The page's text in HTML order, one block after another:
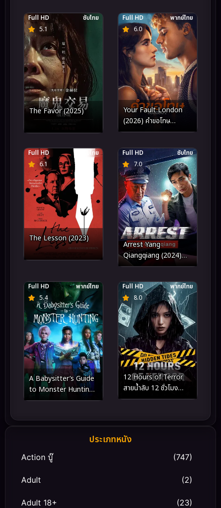
5.1
Full HD ซับไทย
The Favor (2025)
6.0
Full HD พากย์ไทย
Your Fault London
(2026) คำขอโทษ
ลอนดอน 2
6.1
Full HD ซับไทย
The Lesson (2023)
7.0
Full HD ซับไทย
Arrest Yang
Qiangqiang (2024)
ประกาศจับหยางเชียง
5.4
Full HD พากย์ไทย
A Babysitter’s Guide
to Monster Hunting
(2020) คู่มือล่าปีศาจฉบับ
8.0
Full HD พากย์ไทย
12 Hours of Terror
สายน้ำลับ 12 ชั่วโมง
หลอน (2025)
ประเภทหนัง
Action บู๊ (747)
Adult (2)
Adult 18+ (23)